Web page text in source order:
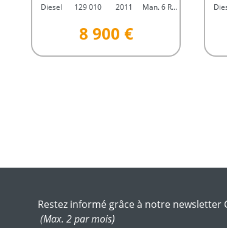
Diesel 129 010 2011 Man. 6 Rap.
8 900 €
Restez informé grâce à notre newsletter
(Max. 2 par mois)